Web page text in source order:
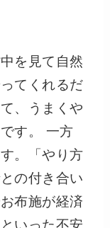
を見て自然
てくれるだ
、うまくや
す。 一方
。「やり方
の付き合い
布施が経済